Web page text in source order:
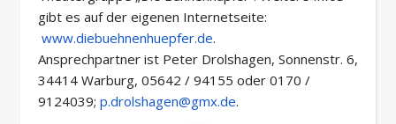
gibt es auf der eigenen Internetseite:
www.diebuehnenhuepfer.de.
Ansprechpartner ist Peter Drolshagen, Sonnenstr. 6,
34414 Warburg, 05642 / 94155 oder 0170 /
9124039; p.drolshagen@gmx.de.